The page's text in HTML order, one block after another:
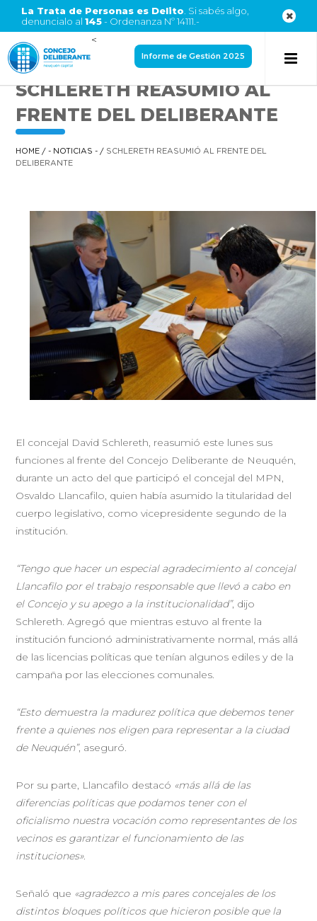
La Trata de Personas es Delito . Si sabés algo,
denuncialo al 145- Ordenanza Nº 14111.-
<
Informe de Gestión 2025
SCHLERETH REASUMIÓ AL
FRENTE DEL DELIBERANTE
HOME /- NOTICIAS - / SCHLERETH REASUMIÓ AL FRENTE DEL
DELIBERANTE
El concejal David Schlereth, reasumió este lunes sus
funciones al frente del Concejo Deliberante de Neuquén,
durante un acto del que participó el concejal del MPN,
Osvaldo Llancafilo, quien había asumido la titularidad del
cuerpo legislativo, como vicepresidente segundo de la
institución.
“Tengo que hacer un especial agradecimiento al concejal
Llancafilo por el trabajo responsable que llevó a cabo en
el Concejo y su apego a la institucionalidad”, dijo
Schlereth. Agregó que mientras estuvo al frente la
institución funcionó administrativamente normal, más allá
de las licencias políticas que tenían algunos ediles y de la
campaña por las elecciones comunales.
“Esto demuestra la madurez política que debemos tener
frente a quienes nos eligen para representar a la ciudad
de Neuquén”, aseguró.
Por su parte, Llancafilo destacó «más allá de las
diferencias políticas que podamos tener con el
oficialismo nuestra vocación como representantes de los
vecinos es garantizar el funcionamiento de las
instituciones».
Señaló que «agradezco a mis pares concejales de los
distintos bloques políticos que hicieron posible que la